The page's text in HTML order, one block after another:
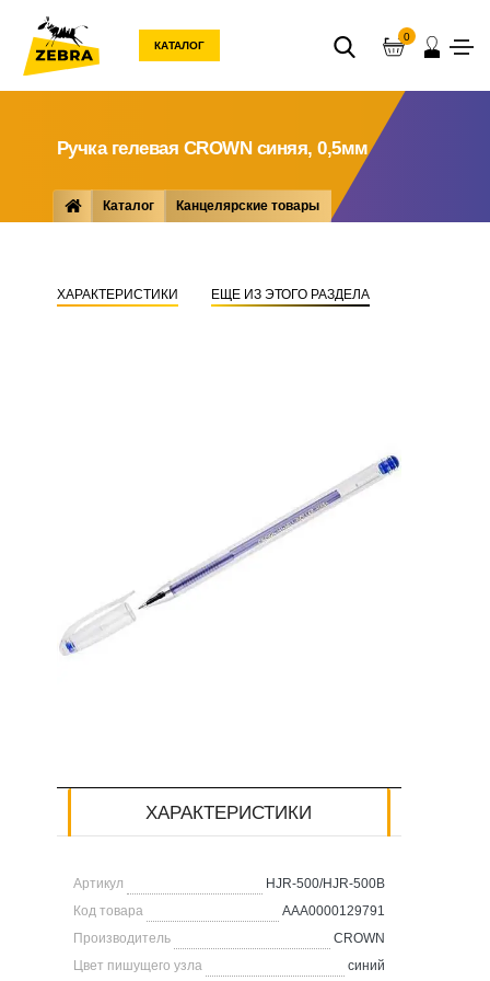
КАТАЛОГ
0
Ручка гелевая CROWN синяя, 0,5мм
Каталог Канцелярские товары
ХАРАКТЕРИСТИКИ
ЕЩЕ ИЗ ЭТОГО РАЗДЕЛА
ХАРАКТЕРИСТИКИ
Артикул
HJR-500/HJR-500B
Код товара
AAA0000129791
Производитель
CROWN
Цвет пишущего узла
синий